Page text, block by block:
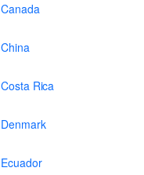
Canada
China
Costa Rica
Denmark
Ecuador